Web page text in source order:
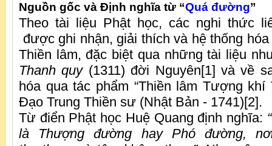
Nguồn gốc và Định nghĩa từ “Quá đường”
Theo tài liệu Phật học, các nghi thức
được ghi nhận, giải thích và hệ thống
Thiền lâm, đặc biệt qua những tài liệu
Thanh quy (1311) đời Nguyên[1] và về
hóa qua tác phẩm “Thiền lâm Tượng khí
Đạo Trung Thiền sư (Nhật Bản - 1741)[2].
Từ điển Phật học Huệ Quang định nghĩa: “
là Thượng đường hay Phó đường,